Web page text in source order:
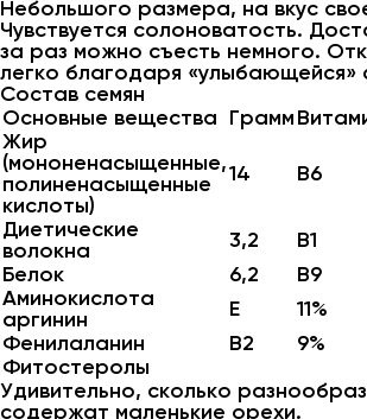
Небольшого размера, на вкус
Чувствуется солоноватость.
за раз можно съесть немного.
легко благодаря «улыбающейся»
Состав семян
Основные вещества Грамм
Жир
(мононенасыщенные,
полиненасыщенные
кислоты)
14 В6
Диетические
волокна
3,2 В1
Белок
6,2 В9
Аминокислота
аргинин
Е 11%
Фенилаланин
В2 9%
Фитостеролы
Удивительно, сколько
содержат маленькие орехи.